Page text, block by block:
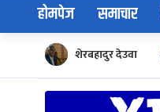
होमपेज समाचार
शेरबहादुर देउवा